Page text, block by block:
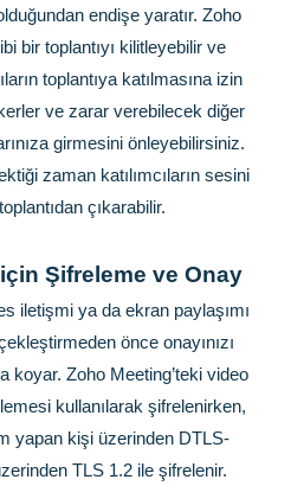
endişe yaratır. Zoho
bir toplantıyı kilitleyebilir ve
toplantıya katılmasına izin
ve zarar verebilecek diğer
girmesini önleyebilirsiniz.
zaman katılımcıların sesini
çıkarabilir.
Şifreleme ve Onay
iletişmi ya da ekran paylaşımı
önce onayınızı
koyar. Zoho Meeting’teki video
kullanılarak şifrelenirken,
yapan kişi üzerinden DTLS-
TLS 1.2 ile şifrelenir.